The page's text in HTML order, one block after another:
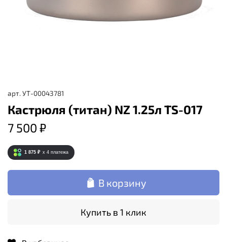
арт. УТ-00043781
Кастрюля (титан) NZ 1.25л TS-017
7 500 ₽
1 875 ₽ x 4 платежа
В корзину
Купить в 1 клик